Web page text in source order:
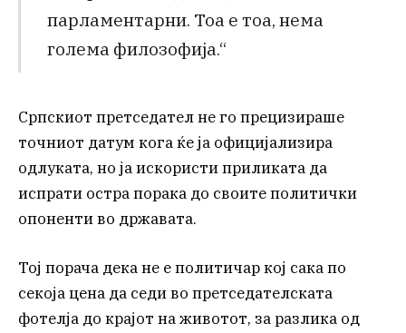
парламентарни. Тоа е тоа, нема
голема филозофија.“
Српскиот претседател не го прецизираше
точниот датум кога ќе ја официјализира
одлуката, но ја искористи приликата да
испрати остра порака до своите политички
опоненти во државата.
Тој порача дека не е политичар кој сака по
секоја цена да седи во претседателската
фотелја до крајот на животот, за разлика од